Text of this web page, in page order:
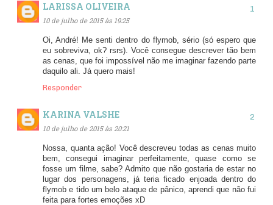
LARISSA OLIVEIRA
10 de julho de 2015 às 19:25
Oi, André! Me senti dentro do flymob, sério (só espero que
eu sobreviva, ok? rsrs). Você consegue descrever tão bem
as cenas, que foi impossível não me imaginar fazendo parte
daquilo ali. Já quero mais!
Responder
KARINA VALSHE
10 de julho de 2015 às 20:21
Nossa, quanta ação! Você descreveu todas as cenas muito
bem, consegui imaginar perfeitamente, quase como se
fosse um filme, sabe? Admito que não gostaria de estar no
lugar dos personagens, já teria ficado enjoada dentro do
flymob e tido um belo ataque de pânico, aprendi que não fui
feita para fortes emoções xD